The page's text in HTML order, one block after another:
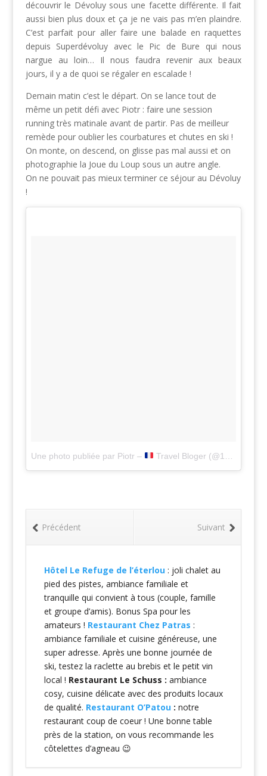
découvrir le Dévoluy sous une facette différente. Il fait
aussi bien plus doux et ça je ne vais pas m’en plaindre.
C’est parfait pour aller faire une balade en raquettes
depuis Superdévoluy avec le Pic de Bure qui nous
nargue au loin… Il nous faudra revenir aux beaux
jours, il y a de quoi se régaler en escalade !
Demain matin c’est le départ. On se lance tout de
même un petit défi avec Piotr : faire une session
running très matinale avant de partir. Pas de meilleur
remède pour oublier les courbatures et chutes en ski !
On monte, on descend, on glisse pas mal aussi et on
photographie la Joue du Loup sous un autre angle.
On ne pouvait pas mieux terminer ce séjour au Dévoluy
!
Une photo publiée par Piotr – Travel Bloger (@1001pas)
Suivant
Précédent
Hôtel Le Refuge de l’éterlou : joli chalet au
pied des pistes, ambiance familiale et
tranquille qui convient à tous (couple, famille
et groupe d’amis). Bonus Spa pour les
amateurs ! Restaurant Chez Patras :
ambiance familiale et cuisine généreuse, une
super adresse. Après une bonne journée de
ski, testez la raclette au brebis et le petit vin
local ! Restaurant Le Schuss : ambiance
cosy, cuisine délicate avec des produits locaux
de qualité. Restaurant O’Patou: notre
restaurant coup de coeur ! Une bonne table
près de la station, on vous recommande les
côtelettes d’agneau 😉